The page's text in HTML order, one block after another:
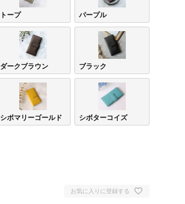
トープ パープル
ダークブラウン ブラック
シボマリーゴールド シボターコイズ
お気に入りに登録する